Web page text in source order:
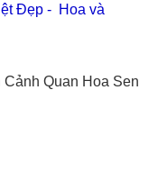
Đẹp - Hoa và
Quan Hoa Sen